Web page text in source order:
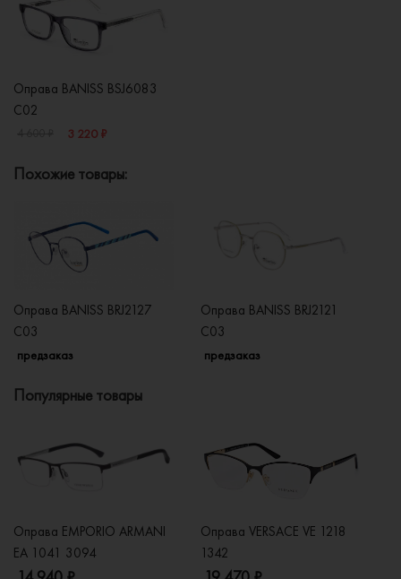
Оправа BANISS BSJ6083
C02
3 220 ₽
Похожие товары:
Оправа BANISS BRJ2127
C03
предзаказ
Оправа BANISS BRJ2121
C03
предзаказ
Популярные товары
Оправа EMPORIO ARMANI
EA 1041 3094
Оправа VERSACE VE 1218
1342